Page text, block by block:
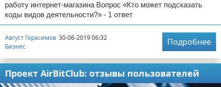
работу интернет-магазина Вопрос «Кто может подсказать
коды видов деятельности?» - 1 ответ
Август Герасимов 30-06-2019 06:32
Бизнес
Подробнее
Проект AirBitClub: отзывы пользователей